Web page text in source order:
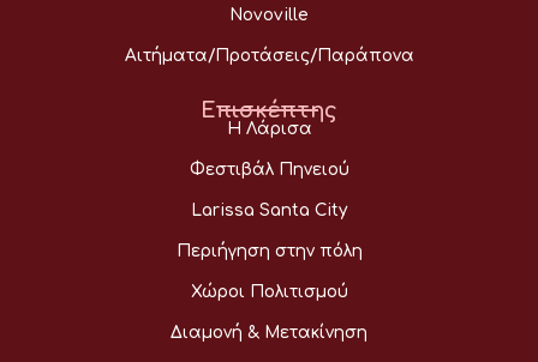
Novoville
Αιτήματα/Προτάσεις/Παράπονα
Επισκέπτης
Η Λάρισα
Φεστιβάλ Πηνειού
Larissa Santa City
Περιήγηση στην πόλη
Χώροι Πολιτισμού
Διαμονή & Μετακίνηση